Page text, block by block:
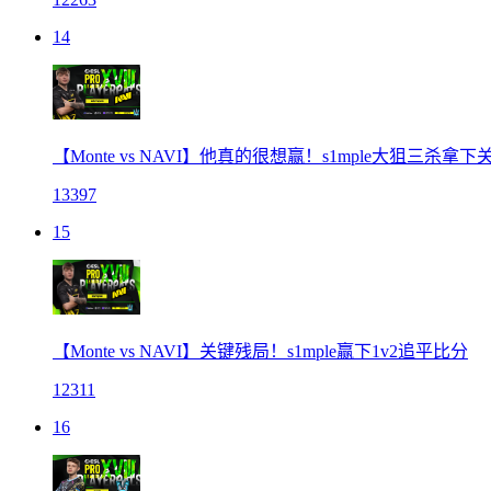
14
【Monte vs NAVI】他真的很想赢！s1mple大狙三杀拿下
13397
15
【Monte vs NAVI】关键残局！s1mple赢下1v2追平比分
12311
16